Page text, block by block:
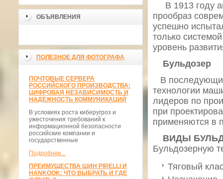
ОБЪЯВЛЕНИЯ
ПОЛЕЗНОЕ ДЛЯ ФОТОГРАФА
ПОЧТОВЫЕ СЕРВЕРА
РОССИЙСКОГО ПРОИЗВОДСТВА:
ЦИФРОВАЯ НЕЗАВИСИМОСТЬ И
НАДЕЖНОСТЬ КОММУНИКАЦИЙ
В условиях роста киберугроз и
ужесточения требований к
информационной безопасности
российские компании и
государственные
Подробнее...
ПРЕИМУЩЕСТВА ШИН PIRELLI И
HANKOOK: ЧТО ВЫБРАТЬ И ГДЕ
В 1913 году
прообраз
успешно
только
уровень
Бульдозер
В
технологии
лидеров по
при
применяются в
ВИДЫ
Бульдозерную
Тяговый